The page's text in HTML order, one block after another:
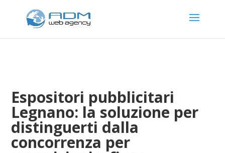
Espositori pubblicitari
Legnano: la soluzione per
distinguerti dalla
concorrenza per